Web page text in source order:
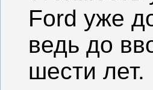
Ford уже
ведь до
шести лет.